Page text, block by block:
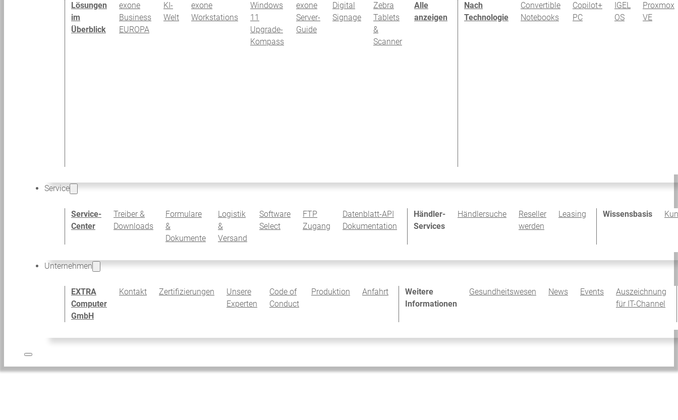
Lösungen
im
Überblick
exone
Business
EUROPA
KI-
Welt
exone
Workstations
Windows
11
Upgrade-
Kompass
exone
Server-
Guide
Digital
Signage
Zebra
Tablets
&
Scanner
Alle
anzeigen
Nach
Technologie
Convertible
Notebooks
Copilot+
PC
IGEL
OS
Proxmox
VE
Service
Service-
Center
Treiber &
Downloads
Formulare
&
Dokumente
Logistik
&
Versand
Software
Select
FTP
Zugang
Datenblatt-API
Dokumentation
Händler-
Services
Händlersuche
Reseller
werden
Leasing Wissensbasis
Unternehmen
EXTRA
Computer
GmbH
Kontakt Zertifizierungen
Unsere
Experten
Code of
Conduct
Produktion Anfahrt
Weitere
Informationen
Gesundheitswesen News Events
Auszeichnung
für IT-Channel